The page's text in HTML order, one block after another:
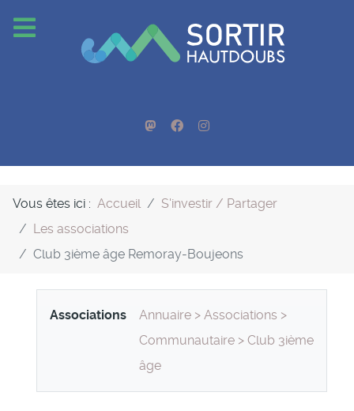
Vous êtes ici : Accueil
S'investir / Partager
Les associations
Club 3ième âge Remoray-Boujeons
Associations Annuaire > Associations >
Communautaire > Club 3ième
âge